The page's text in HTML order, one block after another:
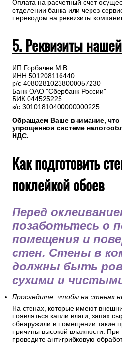
Оплата на расчетный счет
отделении банка или через
переводом на реквизиты
5. Реквизиты
ИП Горбачев М.В.
ИНН 501208116440
р/с 40802810238000057230
Банк ОАО "Сбербанк России"
БИК 044525225
к/с 30101810400000000225
Обращаем Ваше внимание, что
упрощенной системе
НДС.
Как подготовить
поклейкой обоев
Перед
позаботьтесь о
помещения и
стен. Стены в
должны быть
сухими и
Проследите, чтобы на стенах
На стенах, которые имеют
появляться капли влаги, запах
обнаружили в помещении такие
причины высокой влажности. При
проведите антигрибковую